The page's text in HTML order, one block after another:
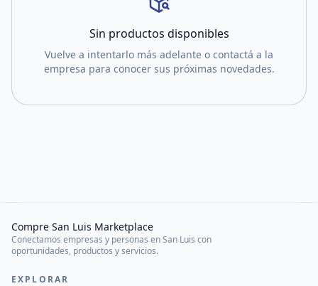
Sin productos disponibles
Vuelve a intentarlo más adelante o contactá a la
empresa para conocer sus próximas novedades.
Compre San Luis Marketplace
Conectamos empresas y personas en San Luis con
oportunidades, productos y servicios.
EXPLORAR